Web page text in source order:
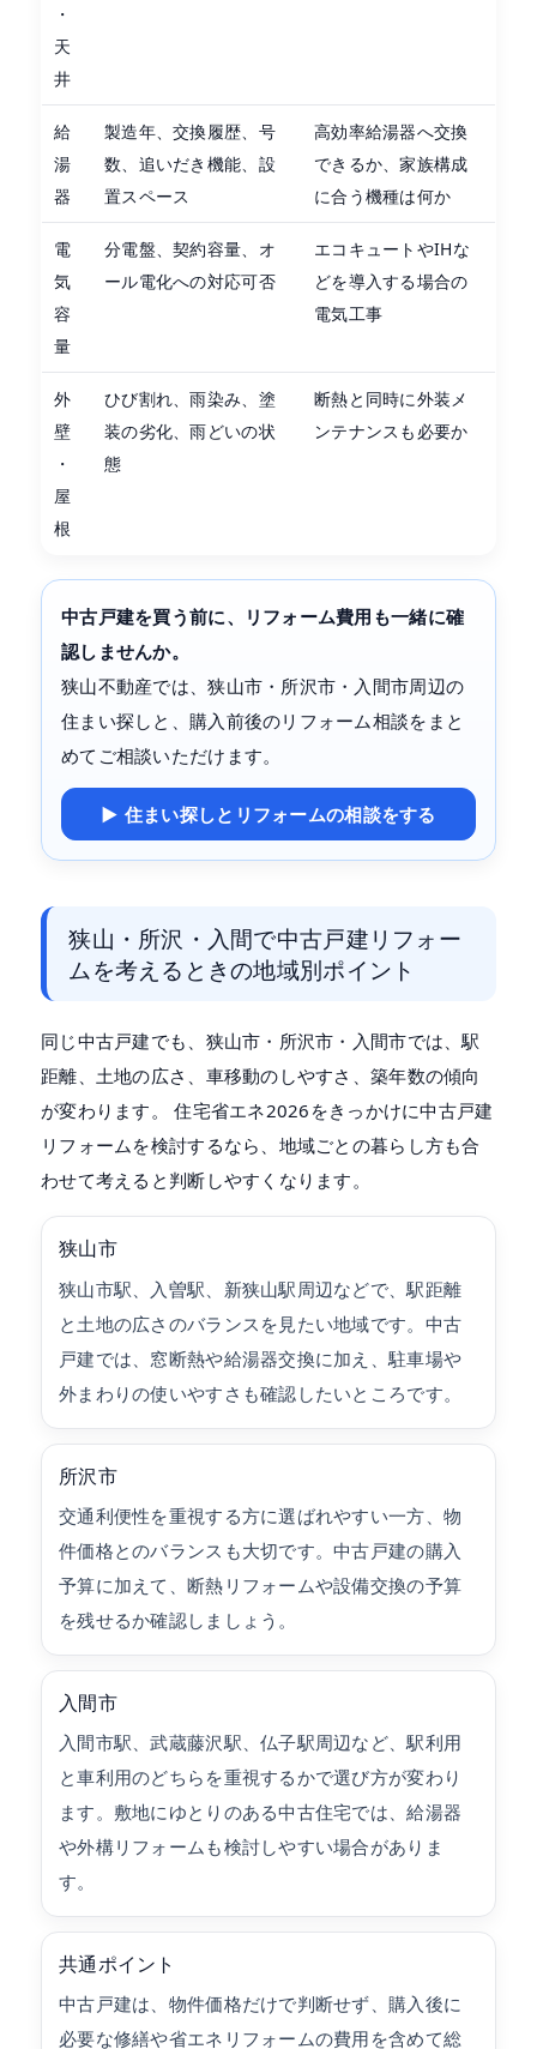
・
天
井
給
湯
器
製造年、交換履歴、号
数、追いだき機能、設
置スペース
高効率給湯器へ交換
できるか、家族構成
に合う機種は何か
電
気
容
量
分電盤、契約容量、オ
ール電化への対応可否
エコキュートやIHな
どを導入する場合の
電気工事
外
壁
・
屋
根
ひび割れ、雨染み、塗
装の劣化、雨どいの状
態
断熱と同時に外装メ
ンテナンスも必要か
中古戸建を買う前に、リフォーム費用も一緒に確
認しませんか。
狭山不動産では、狭山市・所沢市・入間市周辺の
住まい探しと、購入前後のリフォーム相談をまと
めてご相談いただけます。
▶ 住まい探しとリフォームの相談をする
狭山・所沢・入間で中古戸建リフォー
ムを考えるときの地域別ポイント
同じ中古戸建でも、狭山市・所沢市・入間市では、駅
距離、土地の広さ、車移動のしやすさ、築年数の傾向
が変わります。 住宅省エネ2026をきっかけに中古戸建
リフォームを検討するなら、地域ごとの暮らし方も合
わせて考えると判断しやすくなります。
狭山市
狭山市駅、入曽駅、新狭山駅周辺などで、駅距離
と土地の広さのバランスを見たい地域です。中古
戸建では、窓断熱や給湯器交換に加え、駐車場や
外まわりの使いやすさも確認したいところです。
所沢市
交通利便性を重視する方に選ばれやすい一方、物
件価格とのバランスも大切です。中古戸建の購入
予算に加えて、断熱リフォームや設備交換の予算
を残せるか確認しましょう。
入間市
入間市駅、武蔵藤沢駅、仏子駅周辺など、駅利用
と車利用のどちらを重視するかで選び方が変わり
ます。敷地にゆとりのある中古住宅では、給湯器
や外構リフォームも検討しやすい場合がありま
す。
共通ポイント
中古戸建は、物件価格だけで判断せず、購入後に
必要な修繕や省エネリフォームの費用を含めて総